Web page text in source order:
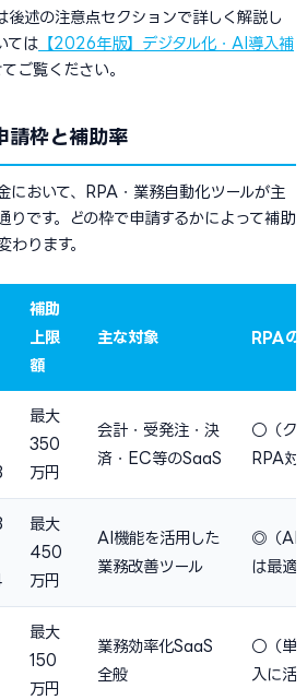
後述の注意点セクションで詳しく解説し
ては 【2026年版】デジタル化・AI導入補
ご覧ください。
請枠と補助率
において、RPA・業務自動化ツールが主
りです。どの枠で申請するかによって補助
わります。
補助
上限
額
主な対象 RPAの
最大
350
万円
会計・受発注・決
済・EC等のSaaS
○（ク
RPA対
最大
450
万円
AI機能を活用した
業務改善ツール
◎（AI
は最適
最大
150
万円
業務効率化SaaS
全般
○（単
入に活